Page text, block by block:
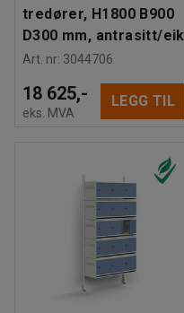
tredører, H1800 B900
D300 mm, antrasitt/eik
Art. nr: 3044706
18 625,-
eks. MVA
LEGG TIL